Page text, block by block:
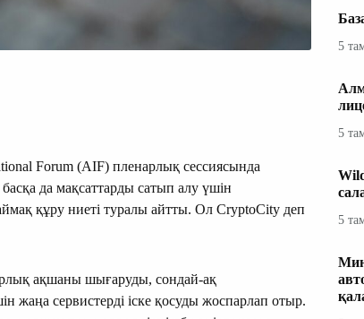
Forum (AIF) пленарлық сессиясында
да мақсаттарды сатып алу үшін
құру ниеті туралы айтты. Ол CryptoCity деп
ақшаны шығаруды, сондай-ақ
жаңа сервистерді іске қосуды жоспарлап отыр.
5
5
5